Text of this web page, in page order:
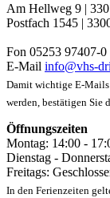
Am Hellweg 9 |
Postfach 1545 |
Fon 05253 97407-0
E-Mail info@vhs-
Damit wichtige E-Mails
werden, bestätigen Sie
Öffnungszeiten
Montag: 14:00 -
Dienstag -
Freitags:
In den Ferienzeiten